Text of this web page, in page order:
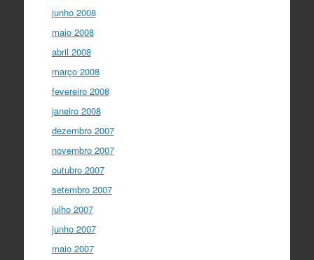
junho 2008
maio 2008
abril 2008
março 2008
fevereiro 2008
janeiro 2008
dezembro 2007
novembro 2007
outubro 2007
setembro 2007
julho 2007
junho 2007
maio 2007